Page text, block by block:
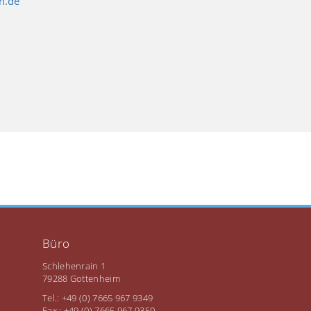
Büro
Schlehenrain 1
79288 Gottenheim
Tel.: +49 (0) 7665 967 9349